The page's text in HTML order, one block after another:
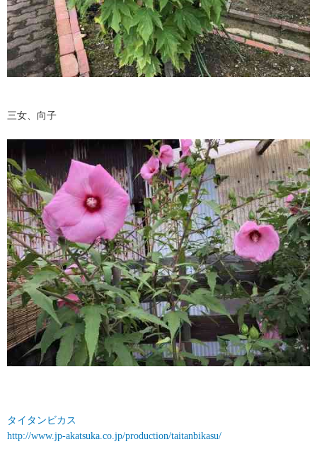
三女、向子
タイタンビカス
http://www.jp-akatsuka.co.jp/production/taitanbikasu/